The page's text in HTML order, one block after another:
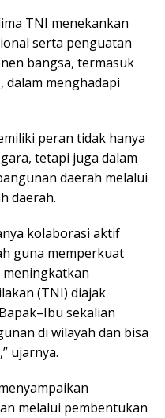
TNI menekankan
serta penguatan
bangsa, termasuk
dalam menghadapi
peran tidak hanya
tetapi juga dalam
daerah melalui
daerah.
kolaborasi aktif
guna memperkuat
(TNI) diajak
sekalian
di wilayah dan bisa
ujarnya.
melalui pembentukan